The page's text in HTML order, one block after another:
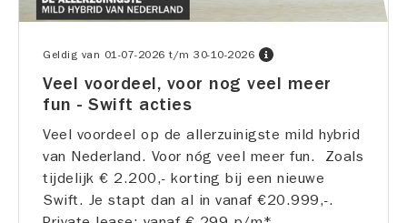
Geldig van 01-07-2026 t/m 30-10-2026
Veel voordeel, voor nog veel meer
fun - Swift acties
Veel voordeel op de allerzuinigste mild hybrid
van Nederland. Voor nóg veel meer fun. Zoals
tijdelijk € 2.200,- korting bij een nieuwe
Swift. Je stapt dan al in vanaf €20.999,-.